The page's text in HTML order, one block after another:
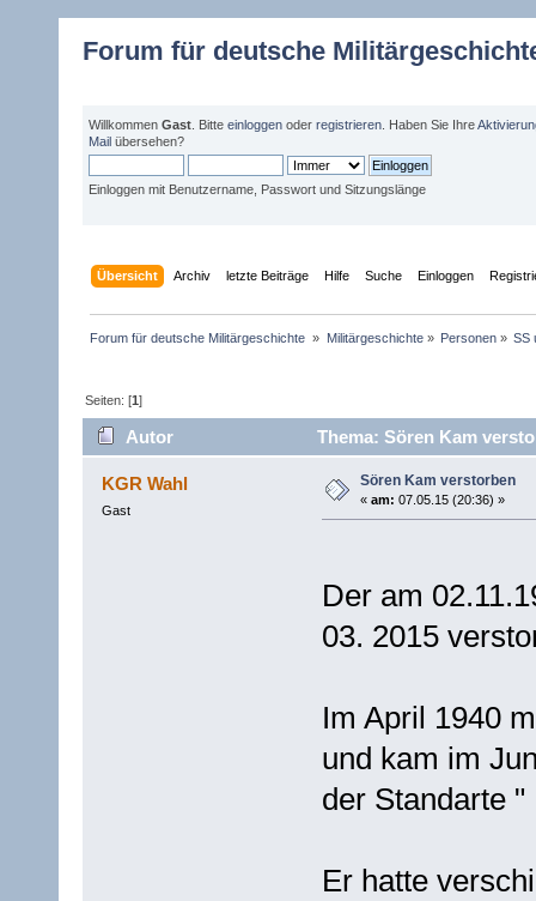
Forum für deutsche
Willkommen Gast . Bitte einloggen oder registrieren . Haben Sie Ihre
Mail übersehen?
Einloggen mit Benutzername, Passwort und Sitzungslänge
Übersicht Archiv letzte Beiträge Hilfe Suche Einloggen
Forum für deutsche Militärgeschichte » Militärgeschichte» Personen» SS
Seiten: [1]
Autor Thema: Sören Kam
KGR Wahl
Gast
Sören Kam verstorben
« am: 07.05.15 (20:36) »
Der am
03. 2015
Im April 1940
und kam im
der Standarte "
Er hatte